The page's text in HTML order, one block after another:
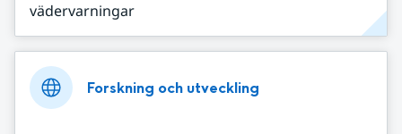
vädervarningar
Forskning och utveckling